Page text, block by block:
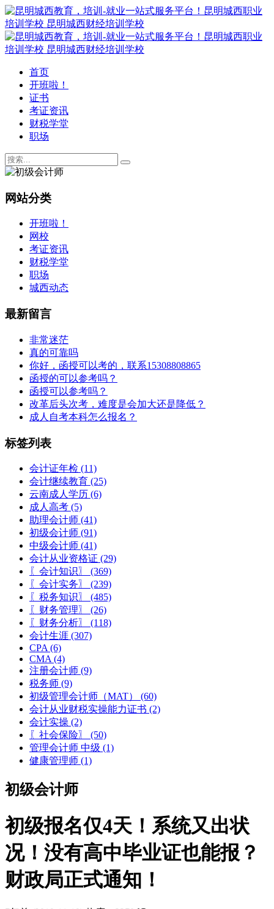
首页
开班啦！
证书
考证资讯
财税学堂
职场
网站分类
开班啦！
网校
考证资讯
财税学堂
职场
城西动态
最新留言
非常迷茫
真的可靠吗
你好，函授可以考的，联系15308808865
函授的可以参考吗？
函授可以参考吗？
改革后头次考，难度是会加大还是降低？
成人自考本科怎么报名？
标签列表
会计证年检 (11)
会计继续教育 (25)
云南成人学历 (6)
成人高考 (5)
助理会计师 (41)
初级会计师 (91)
中级会计师 (41)
会计从业资格证 (29)
〖会计知识〗
(369)
〖会计实务〗
(239)
〖税务知识〗
(485)
〖财务管理〗
(26)
〖财务分析〗
(118)
会计生涯 (307)
CPA (6)
CMA (4)
注册会计师 (9)
税务师 (9)
初级管理会计师（MAT）
(60)
会计从业财税实操能力证书 (2)
会计实操 (2)
〖社会保险〗
(50)
管理会计师 中级 (1)
健康管理师 (1)
初级会计师
初级报名仅4天！系统又出状
况！没有高中毕业证也能报？
财政局正式通知！